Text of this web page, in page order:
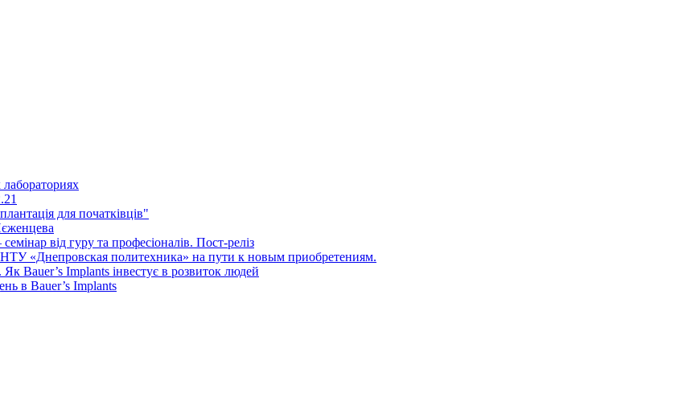
для початківців"
семінар від гуру та професіоналів. Пост-реліз
«Днепровская политехника» на пути к новым приобретениям.
Bauer’s Implants інвестує в розвиток людей
в Bauer’s Implants